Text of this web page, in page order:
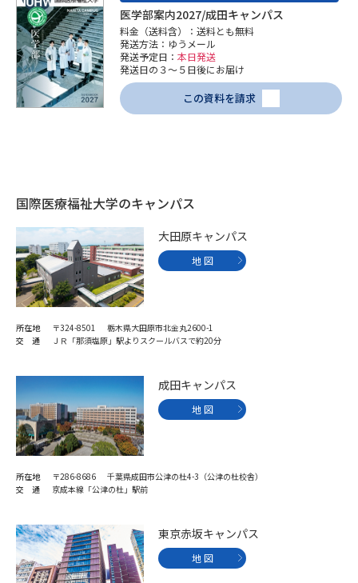
医学部案内2027/成田キャンパス
料金（送料含）：送料とも無料
発送方法：ゆうメール
発送予定日： 本日発送
発送日の３～５日後にお届け
この資料を請求
国際医療福祉大学のキャンパス
大田原キャンパス
地 図
所在地
〒324-8501 栃木県大田原市北金丸2600-1
交 通
ＪＲ「那須塩原」駅よりスクールバスで約20分
成田キャンパス
地 図
所在地
〒286-8686 千葉県成田市公津の杜4-3（公津の杜校舎）
交 通
京成本線「公津の杜」駅前
東京赤坂キャンパス
地 図